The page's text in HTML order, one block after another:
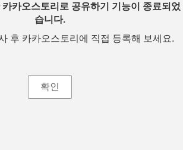
카오스토리로 공유하기 기능이 종료되었
습니다.
후 카카오스토리에 직접 등록해 보세요.
확인